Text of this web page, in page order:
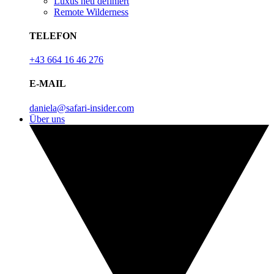
Remote Wilderness
TELEFON
+43 664 16 46 276
E-MAIL
daniela@safari-insider.com
Über uns